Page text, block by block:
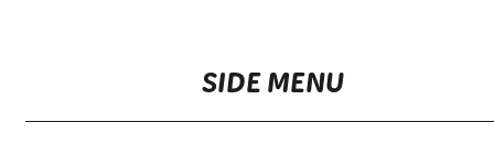
SIDE MENU